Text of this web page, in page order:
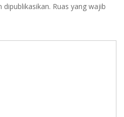
dipublikasikan. Ruas yang wajib